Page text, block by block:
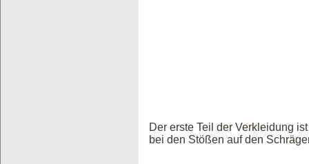
Der erste Teil der Verkleidung
bei den Stößen auf den